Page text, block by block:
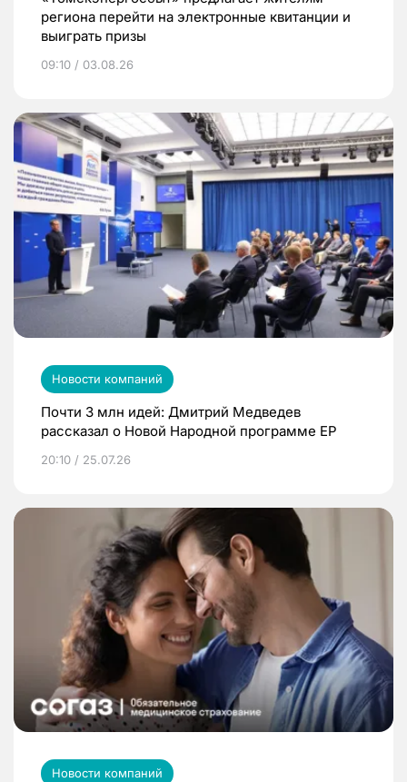
региона перейти на электронные квитанции и
выиграть призы
09:10 / 03.08.26
Новости компаний
Почти 3 млн идей: Дмитрий Медведев
рассказал о Новой Народной программе ЕР
20:10 / 25.07.26
Новости компаний